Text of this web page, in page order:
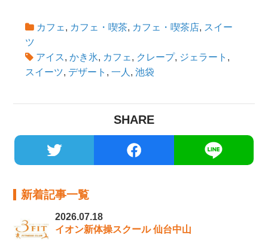
カフェ , カフェ・喫茶, カフェ・喫茶店, スイー
ツ
アイス,かき氷, カフェ , クレープ, ジェラート ,
スイーツ, デザート ,一人 ,池袋
SHARE
新着記事一覧
2026.07.18
イオン新体操スクール 仙台中山